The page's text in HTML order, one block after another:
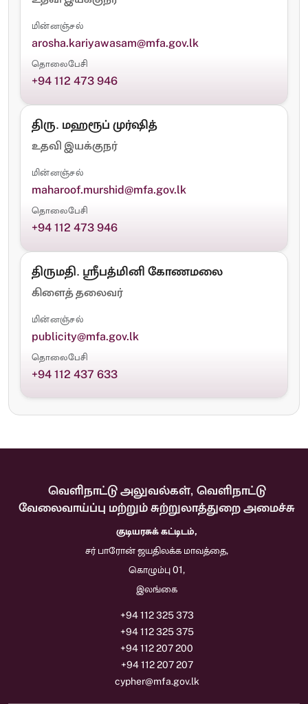
மின்னஞ்சல்
arosha.kariyawasam@mfa.gov.lk
தொலைபேசி
+94 112 473 946
திரு. மஹரூப் முர்ஷித்
உதவி இயக்குநர்
மின்னஞ்சல்
maharoof.murshid@mfa.gov.lk
தொலைபேசி
+94 112 473 946
திருமதி. ஸ்ரீபத்மினி கோணமலை
கிளைத் தலைவர்
மின்னஞ்சல்
publicity@mfa.gov.lk
தொலைபேசி
+94 112 437 633
வெளிநாட்டு அலுவல்கள், வெளிநாட்டு
வேலைவாய்ப்பு மற்றும் சுற்றுலாத்துறை அமைச்சு
குடியரசுக் கட்டிடம்,
சர் பாரோன் ஜயதிலக்க மாவத்தை,
கொழும்பு 01,
இலங்கை
+94 112 325 373
+94 112 325 375
+94 112 207 200
+94 112 207 207
cypher@mfa.gov.lk